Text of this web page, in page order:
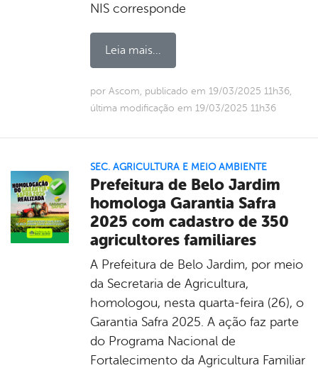
NIS corresponde
Leia mais...
por Ascom, publicado em 19/03/2025 11h36,
última modificação em 19/03/2025 11h36
SEC. AGRICULTURA E MEIO AMBIENTE
Prefeitura de Belo Jardim
homologa Garantia Safra
2025 com cadastro de 350
agricultores familiares
A Prefeitura de Belo Jardim, por meio
da Secretaria de Agricultura,
homologou, nesta quarta-feira (26), o
Garantia Safra 2025. A ação faz parte
do Programa Nacional de
Fortalecimento da Agricultura Familiar